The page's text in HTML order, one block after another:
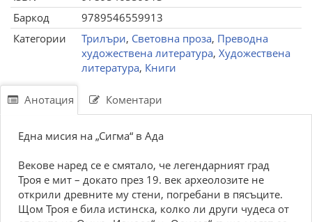
Баркод
9789546559913
Категории
Трилъри, Световна проза, Преводна
художествена литература, Художествена
литература, Книги
Анотация Коментари
Една мисия на „Сигма“ в Ада
Векове наред се е смятало, че легендарният град
Троя е мит – докато през 19. век археолозите не
открили древните му стени, погребани в пясъците.
Щом Троя е била истинска, колко ли други чудеса от